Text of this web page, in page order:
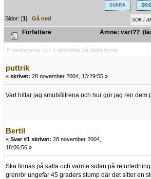
SVARA
Sidor: [1]Gå ned
Författare Ämne: vart??
0 medlemmar och 1 gäst tittar på detta ämne.
puttrik
« skrivet: 28 november 2004, 13:29:55 »
Vart hittar jag smutsfiltrena och hur gör jag ren dem
Bertil
« Svar #1 skrivet: 28 november 2004,
18:06:56 »
Ska finnas på kalla och varma sidan på
grenrör ungefär 45 graders stump där det sitter en